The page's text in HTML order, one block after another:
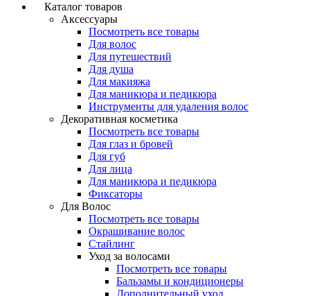
Каталог товаров
Аксессуары
Посмотреть все товары
Для волос
Для путешествий
Для душа
Для макияжа
Для маникюра и педикюра
Инструменты для удаления волос
Декоративная косметика
Посмотреть все товары
Для глаз и бровей
Для губ
Для лица
Для маникюра и педикюра
Фиксаторы
Для Волос
Посмотреть все товары
Окрашивание волос
Стайлинг
Уход за волосами
Посмотреть все товары
Бальзамы и кондиционеры
Дополнительный уход